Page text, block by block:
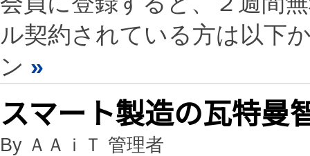
ル契約されている方は以下
ン »
スマート製造の瓦特曼
By ＡＡｉＴ 管理者